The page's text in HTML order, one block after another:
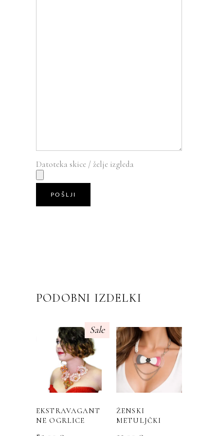
Datoteka skice / želje izgleda
POŠLJI
PODOBNI IZDELKI
Sale
Ta
izdelek
ima
več
Možnosti
lahko
EKSTRAVAGANT
NE OGRLICE
Ta
izdelek
ima
lahko
ŽENSKI
METULJČKI